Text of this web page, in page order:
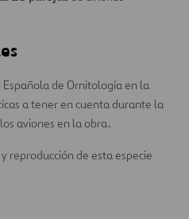
de Ornitología en la
a tener en cuenta durante la
aviones en la obra.
reproducción de esta especie